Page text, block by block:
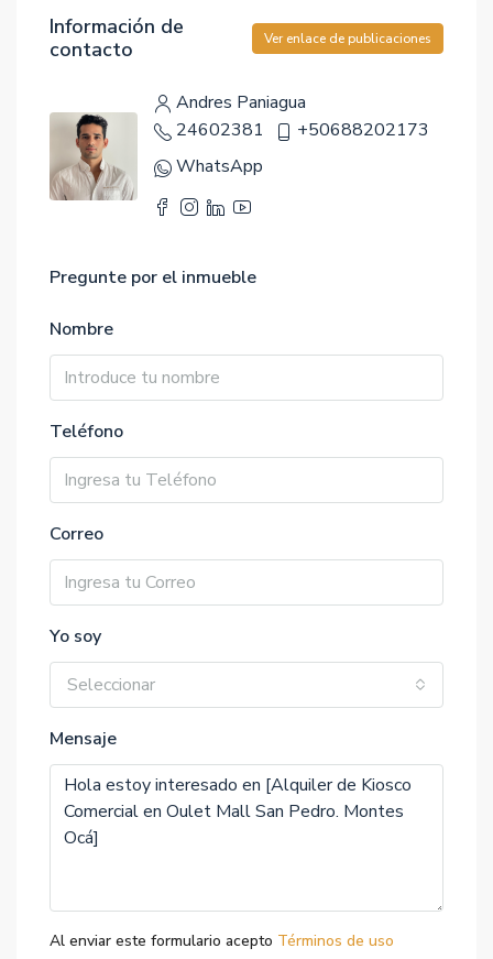
Información de
contacto
Ver enlace de publicaciones
Andres Paniagua
24602381
+50688202173
WhatsApp
Pregunte por el inmueble
Nombre
Teléfono
Correo
Yo soy
Seleccionar
Mensaje
Al enviar este formulario acepto Términos de uso